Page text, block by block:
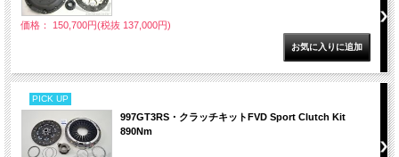
価格： 150,700円(税抜 137,000円)
PICK UP
997GT3RS・クラッチキットFVD Sport Clutch Kit
890Nm